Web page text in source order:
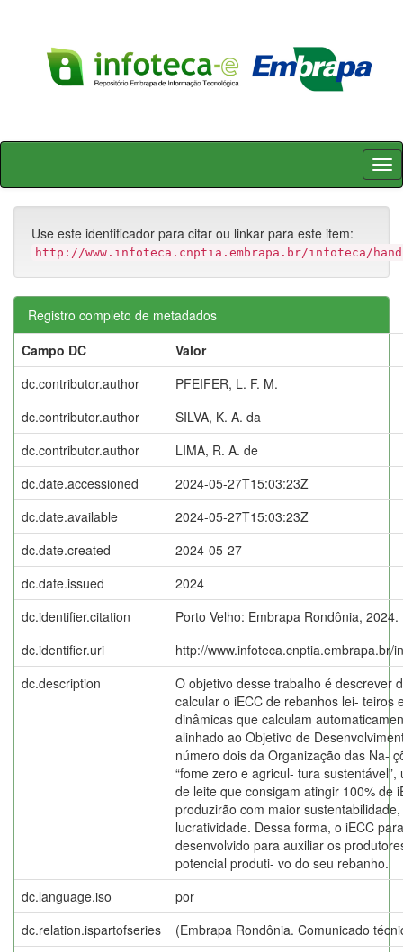
Skip
Use este identificador para citar ou linkar para este item:
http://www.infoteca.cnptia.embrapa.br/infoteca/
Registro completo de metadados
Campo DC
Valor
dc.contributor.author
PFEIFER, L. F. M.
dc.contributor.author
SILVA, K. A. da
dc.contributor.author
LIMA, R. A. de
dc.date.accessioned
2024-05-27T15:03:23Z
dc.date.available
2024-05-27T15:03:23Z
dc.date.created
2024-05-27
dc.date.issued
2024
dc.identifier.citation
Porto Velho: Embrapa Rondônia, 2024.
dc.identifier.uri
http://www.infoteca.cnptia.embrapa.br/
dc.description
O objetivo desse trabalho é descrever
calcular o iECC de rebanhos lei- teiros
dinâmicas que calculam
alinhado ao Objetivo de
número dois da Organização das Na-
“fome zero e agricul- tura
de leite que consigam atingir 100% de
produzirão com maior
lucratividade. Dessa forma, o iECC
desenvolvido para auxiliar os
potencial produti- vo do seu rebanho.
dc.language.iso
por
dc.relation.ispartofseries
(Embrapa Rondônia. Comunicado